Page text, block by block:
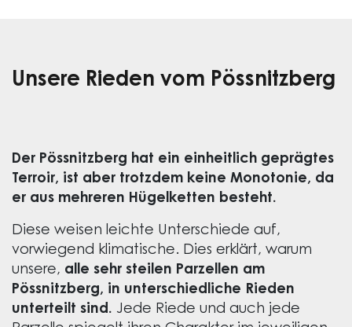
Unsere Rieden vom Pössnitzberg
Der Pössnitzberg hat ein einheitlich geprägtes
Terroir, ist aber trotzdem keine Monotonie, da
er aus mehreren Hügelketten besteht.
Diese weisen leichte Unterschiede auf,
vorwiegend klimatische. Dies erklärt, warum
unsere, alle sehr steilen Parzellen am
Pössnitzberg, in unterschiedliche Rieden
unterteilt sind. Jede Riede und auch jede